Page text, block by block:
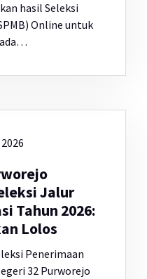
hasil Seleksi
Online untuk
Jalur
Tahun 2026:
Lolos
Penerimaan
32 Purworejo